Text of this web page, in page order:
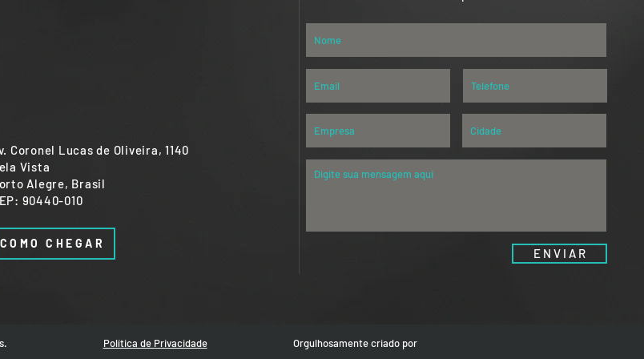
Coronel Lucas de Oliveira, 1140
Vista
Alegre, Brasil
90440-010
COMO CHEGAR
E N V I A R
Política de Privacidade Orgulhosamente criado por